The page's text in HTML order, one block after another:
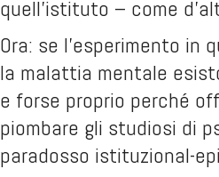
quell’istituto – come
Ora: se l’esperimento in
la malattia mentale
e forse proprio perché
piombare gli studiosi di
paradosso istituzional-